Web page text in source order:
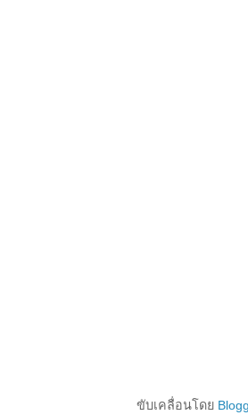
ขับเคลื่อนโดย